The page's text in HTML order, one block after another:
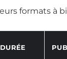
formats à
DURÉE